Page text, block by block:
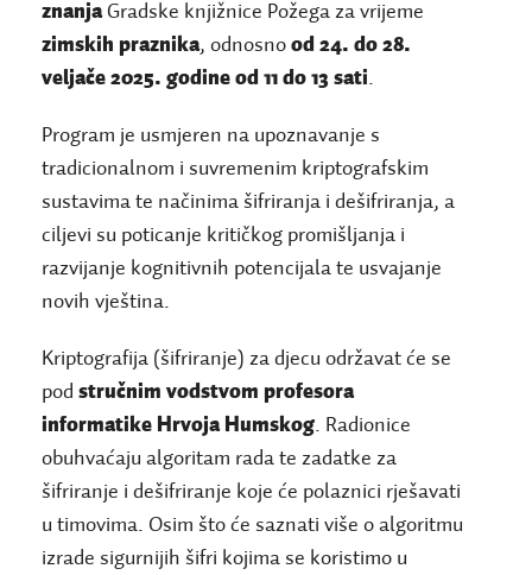
znanjaGradske knjižnice Požega za vrijeme
zimskih praznika, odnosnood 24. do 28.
veljače 2025. godine od 11 do 13 sati.
Program je usmjeren na upoznavanje s
tradicionalnom i suvremenim kriptografskim
sustavima te načinima šifriranja i dešifriranja, a
ciljevi su poticanje kritičkog promišljanja i
razvijanje kognitivnih potencijala te usvajanje
novih vještina.
Kriptografija (šifriranje) za djecu održavat će se
podstručnim vodstvom profesora
informatike Hrvoja Humskog. Radionice
obuhvaćaju algoritam rada te zadatke za
šifriranje i dešifriranje koje će polaznici rješavati
u timovima. Osim što će saznati više o algoritmu
izrade sigurnijih šifri kojima se koristimo u